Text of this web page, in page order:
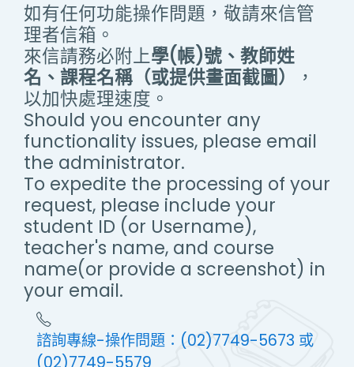
如有任何功能操作問題，敬請來信管
理者信箱。
來信請務必附上學(帳)號、教師姓
名、課程名稱（或提供畫面截圖）
，
以加快處理速度。
Should you encounter any
functionality issues, please email
the administrator.
To expedite the processing of your
request, please include your
student ID (or Username),
teacher's name, and course
name(or provide a screenshot) in
your email.
諮詢專線-操作問題：(02)7749-5673 或
(02)7749-5579